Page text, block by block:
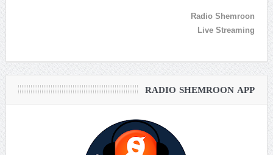
Radio Shemroon
Live Streaming
RADIO SHEMROON APP